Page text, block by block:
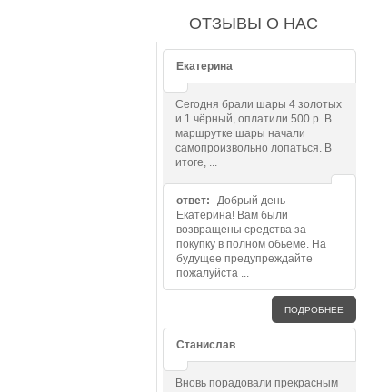
ОТЗЫВЫ О НАС
Екатерина
Сегодня брали шары 4 золотых
и 1 чёрный, оплатили 500 р. В
маршрутке шары начали
самопроизвольно лопаться. В
итоге, ...
ответ:
Добрый день
Екатерина! Вам были
возвращены средства за
покупку в полном обьеме. На
будущее предупреждайте
пожалуйста ...
ПОДРОБНЕЕ
Станислав
Вновь порадовали прекрасным